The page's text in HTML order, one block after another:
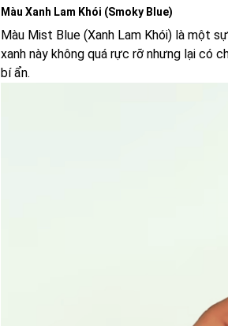
Màu Xanh Lam Khói (Smoky Blue)
Màu Mist Blue (Xanh Lam Khói) là một
xanh này không quá rực rỡ nhưng lại có
bí ẩn.